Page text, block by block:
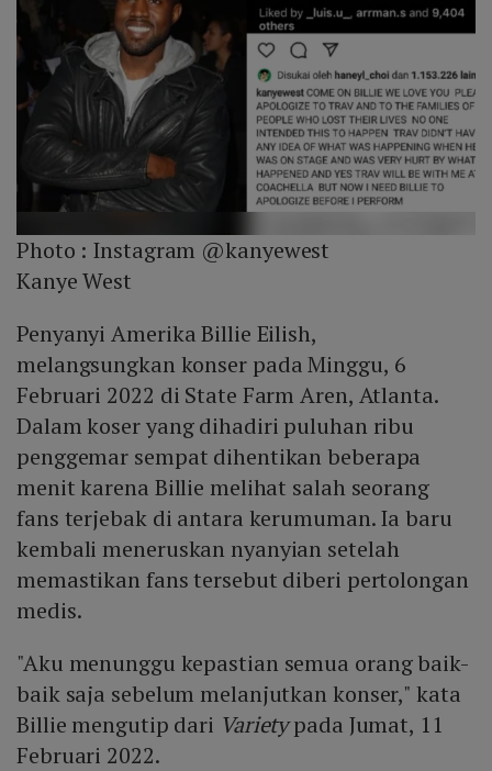
Photo : Instagram @kanyewest
Kanye West
Penyanyi Amerika Billie Eilish,
melangsungkan konser pada Minggu, 6
Februari 2022 di State Farm Aren, Atlanta.
Dalam koser yang dihadiri puluhan ribu
penggemar sempat dihentikan beberapa
menit karena Billie melihat salah seorang
fans terjebak di antara kerumuman. Ia baru
kembali meneruskan nyanyian setelah
memastikan fans tersebut diberi pertolongan
medis.
"Aku menunggu kepastian semua orang baik-
baik saja sebelum melanjutkan konser," kata
Billie mengutip dari Varietypada Jumat, 11
Februari 2022.